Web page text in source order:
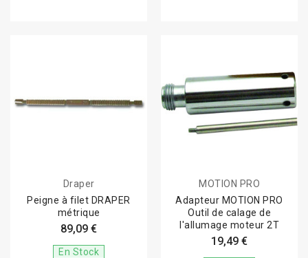
Draper
Peigne à filet DRAPER
métrique
89,09 €
En Stock
MOTION PRO
Adapteur MOTION PRO
Outil de calage de
l'allumage moteur 2T
19,49 €